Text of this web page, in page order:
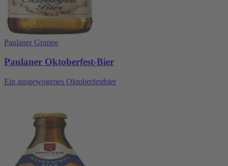
Paulaner Gruppe
Paulaner Oktoberfest-Bier
Ein ausgewogenes Oktoberfestbier